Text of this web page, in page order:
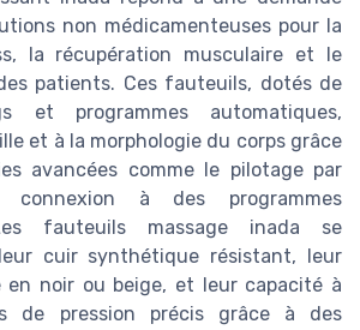
non médicamenteuses pour la
la récupération musculaire et le
patients. Ces fauteuils, dotés de
et programmes automatiques,
et à la morphologie du corps grâce
avancées comme le pilotage par
à des programmes
fauteuils massage inada se
cuir synthétique résistant, leur
en noir ou beige, et leur capacité à
de pression précis grâce à des